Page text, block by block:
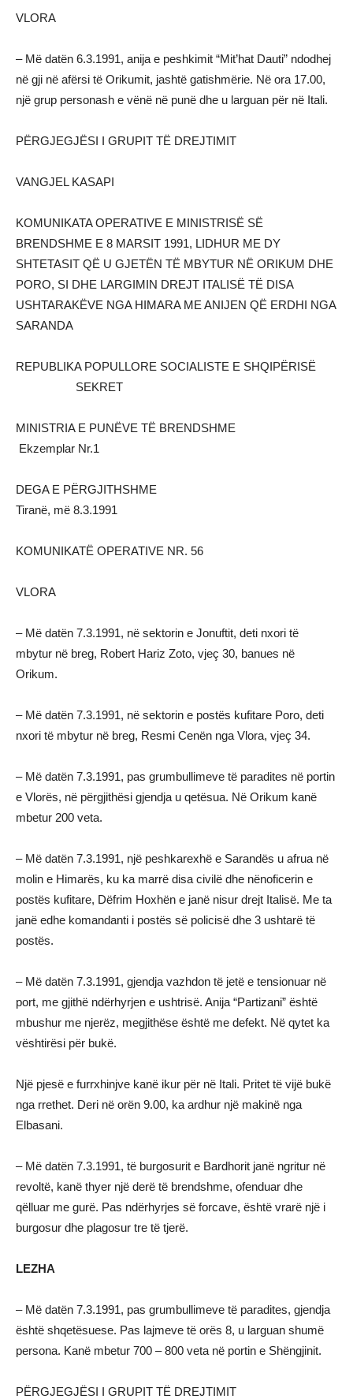
VLORA
– Më datën 6.3.1991, anija e peshkimit “Mit’hat Dauti” ndodhej
në gji në afërsi të Orikumit, jashtë gatishmërie. Në ora 17.00,
një grup personash e vënë në punë dhe u larguan për në Itali.
PËRGJEGJËSI I GRUPIT TË DREJTIMIT
VANGJEL KASAPI
KOMUNIKATA OPERATIVE E MINISTRISË SË
BRENDSHME E 8 MARSIT 1991, LIDHUR ME DY
SHTETASIT QË U GJETËN TË MBYTUR NË ORIKUM DHE
PORO, SI DHE LARGIMIN DREJT ITALISË TË DISA
USHTARAKËVE NGA HIMARA ME ANIJEN QË ERDHI NGA
SARANDA
REPUBLIKA POPULLORE SOCIALISTE E SHQIPËRISË
SEKRET
MINISTRIA E PUNËVE TË BRENDSHME
Ekzemplar Nr.1
DEGA E PËRGJITHSHME
Tiranë, më 8.3.1991
KOMUNIKATË OPERATIVE NR. 56
VLORA
– Më datën 7.3.1991, në sektorin e Jonuftit, deti nxori të
mbytur në breg, Robert Hariz Zoto, vjeç 30, banues në
Orikum.
– Më datën 7.3.1991, në sektorin e postës kufitare Poro, deti
nxori të mbytur në breg, Resmi Cenën nga Vlora, vjeç 34.
– Më datën 7.3.1991, pas grumbullimeve të paradites në portin
e Vlorës, në përgjithësi gjendja u qetësua. Në Orikum kanë
mbetur 200 veta.
– Më datën 7.3.1991, një peshkarexhë e Sarandës u afrua në
molin e Himarës, ku ka marrë disa civilë dhe nënoficerin e
postës kufitare, Dëfrim Hoxhën e janë nisur drejt Italisë. Me ta
janë edhe komandanti i postës së policisë dhe 3 ushtarë të
postës.
– Më datën 7.3.1991, gjendja vazhdon të jetë e tensionuar në
port, me gjithë ndërhyrjen e ushtrisë. Anija “Partizani” është
mbushur me njerëz, megjithëse është me defekt. Në qytet ka
vështirësi për bukë.
Një pjesë e furrxhinjve kanë ikur për në Itali. Pritet të vijë bukë
nga rrethet. Deri në orën 9.00, ka ardhur një makinë nga
Elbasani.
– Më datën 7.3.1991, të burgosurit e Bardhorit janë ngritur në
revoltë, kanë thyer një derë të brendshme, ofenduar dhe
qëlluar me gurë. Pas ndërhyrjes së forcave, është vrarë një i
burgosur dhe plagosur tre të tjerë.
LEZHA
– Më datën 7.3.1991, pas grumbullimeve të paradites, gjendja
është shqetësuese. Pas lajmeve të orës 8, u larguan shumë
persona. Kanë mbetur 700 – 800 veta në portin e Shëngjinit.
PËRGJEGJËSI I GRUPIT TË DREJTIMIT